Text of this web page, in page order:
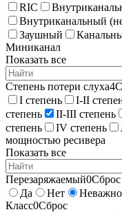
RIC
Внутриканальный
Заушный
Миниканал
Показать все
Степень потери слуха4
I степень
I-II
степень
II-III степень
степень
IV степень
мощностью ресивера
Показать все
Перезаряжаемый0Сброс
Да
Нет
Неважно
Класс0Сброс